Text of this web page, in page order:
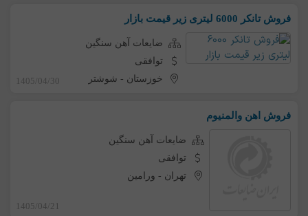
فروش تانکر 6000 لیتری زیر قیمت بازار
ضایعات آهن سنگین
توافقی
خوزستان - شوشتر 1405/04/30
فروش اهن والمنیوم
ضایعات آهن سنگین
توافقی
تهران - ورامین
1405/04/21